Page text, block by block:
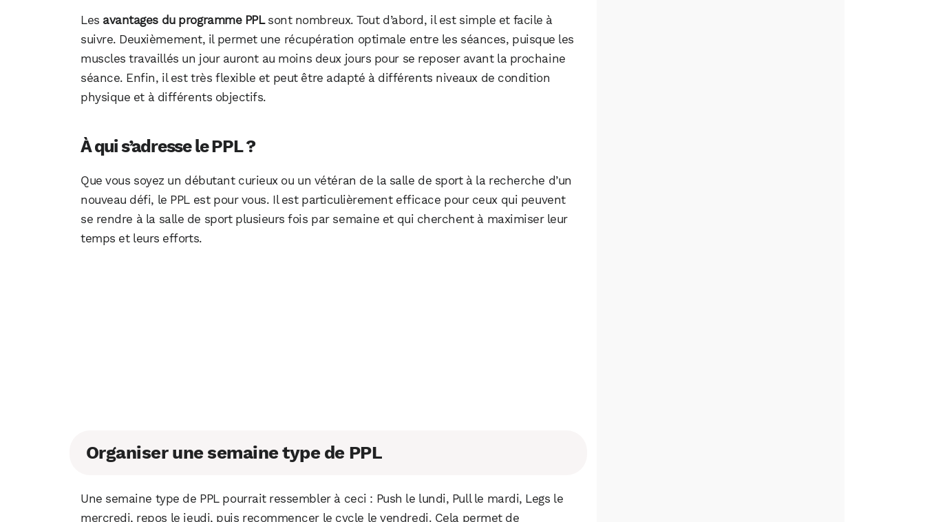
Les avantages du programme PPLsont nombreux. Tout d’abord, il est simple et facile à
suivre. Deuxièmement, il permet une récupération optimale entre les séances, puisque les
muscles travaillés un jour auront au moins deux jours pour se reposer avant la prochaine
séance. Enfin, il est très flexible et peut être adapté à différents niveaux de condition
physique et à différents objectifs.
À qui s’adresse le PPL ?
Que vous soyez un débutant curieux ou un vétéran de la salle de sport à la recherche d’un
nouveau défi, le PPL est pour vous. Il est particulièrement efficace pour ceux qui peuvent
se rendre à la salle de sport plusieurs fois par semaine et qui cherchent à maximiser leur
temps et leurs efforts.
Organiser une semaine type de PPL
Une semaine type de PPL pourrait ressembler à ceci : Push le lundi, Pull le mardi, Legs le
mercredi, repos le jeudi, puis recommencer le cycle le vendredi. Cela permet de